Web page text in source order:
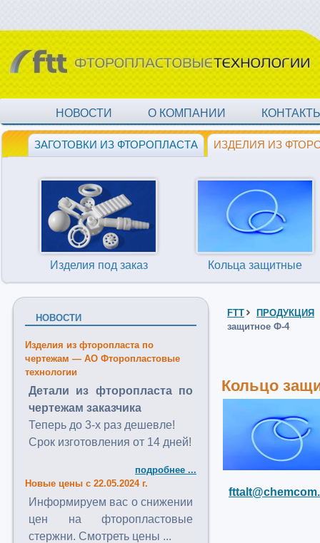
НОВОСТИ О КОМПАНИИ
ЗАГОТОВКИ ИЗ ФТОРОПЛАСТА ИЗДЕЛИЯ ИЗ
Изделия под заказ Кольца защитные
НОВОСТИ
Изделия из фторопласта по
чертежам — АО Фторопластовые
технологии
Детали из фторопласта по
чертежам заказчика
Теперь до 3-х раз дешевле!
Срок изготовления от 14 дней!
подробнее ...
Новые цены с 22.05.2024 г.
Информируем вас о снижении
цен на фторопластовые
стержни. Смотреть цены ...
FTT
ПРОДУКЦИЯ
защитное Ф-4
Кольцо